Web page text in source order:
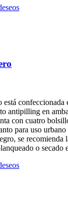
está
antipilling en
con cuatro
para uso
se recomienda
o secado